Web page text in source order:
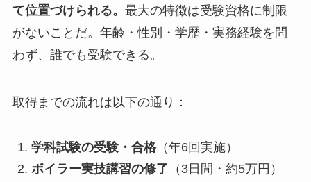
て位置づけられる。 最大の特徴は受験資格に制限
がないことだ。年齢・性別・学歴・実務経験を問
わず、誰でも受験できる。
取得までの流れは以下の通り：
学科試験の受験・合格（年6回実施）
ボイラー実技講習の修了 （3日間・約5万円）